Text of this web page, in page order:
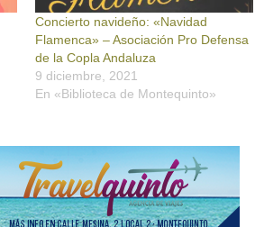
Concierto navideño: «Navidad
Flamenca» – Asociación Pro Defensa
de la Copla Andaluza
9 diciembre, 2021
En «Biblioteca de Montequinto»